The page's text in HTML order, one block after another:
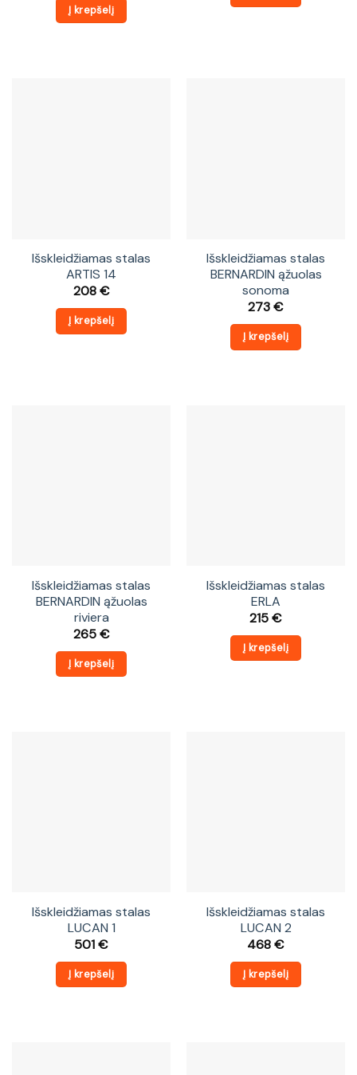
was:
250 €.
Į krepšelį
Išskleidžiamas stalas
ARTIS 14
208€
Į krepšelį
Išskleidžiamas stalas
BERNARDIN ąžuolas
sonoma
273€
Į krepšelį
Išskleidžiamas stalas
BERNARDIN ąžuolas
riviera
265€
Į krepšelį
Išskleidžiamas stalas
ERLA
215€
Į krepšelį
Išskleidžiamas stalas
LUCAN 1
501€
Į krepšelį
Išskleidžiamas stalas
LUCAN 2
468€
Į krepšelį